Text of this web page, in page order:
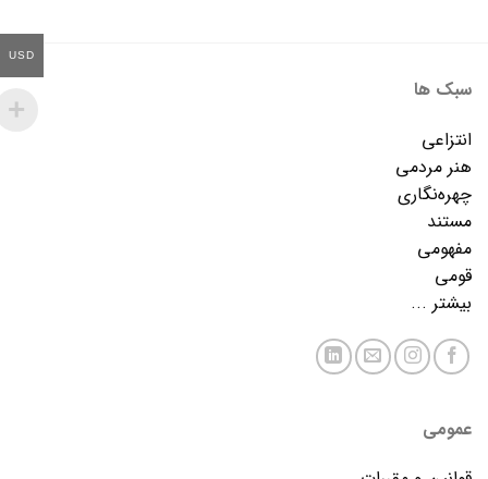
سبک ها
انتزاعی
هنر مردمی
چهره‌نگاری
مستند
مفهومی
قومی
بیشتر ...
عمومی
USD